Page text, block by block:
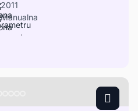
2011
Manualna